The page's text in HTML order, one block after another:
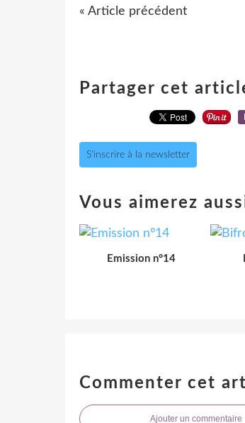
« Article précédent
Partager cet
S'inscrire à la newsletter
Vous aimerez
Emission n°14
Commenter cet
Ajouter un commentaire